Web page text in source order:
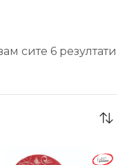
сите 6 резултати